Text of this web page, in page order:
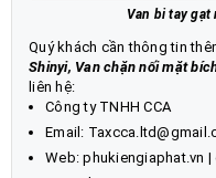
Van bi tay gạt
Quý khách cần thông tin
Shinyi, Van chặn nối mặt
liên hệ:
Công ty TNHH CCA
Email:
Web:phukiengiaphat.vn |